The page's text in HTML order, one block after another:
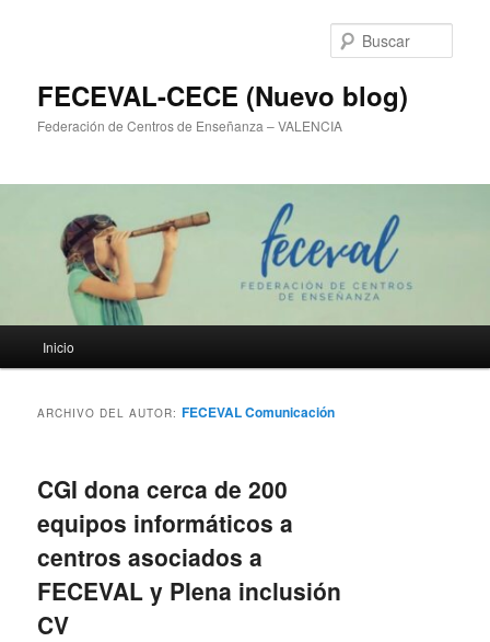
FECEVAL-CECE (Nuevo blog)
Federación de Centros de Enseñanza – VALENCIA
principal
Inicio
ARCHIVO DEL AUTOR: FECEVAL Comunicación
CGI dona cerca de 200
equipos informáticos a
centros asociados a
FECEVAL y Plena inclusión
CV